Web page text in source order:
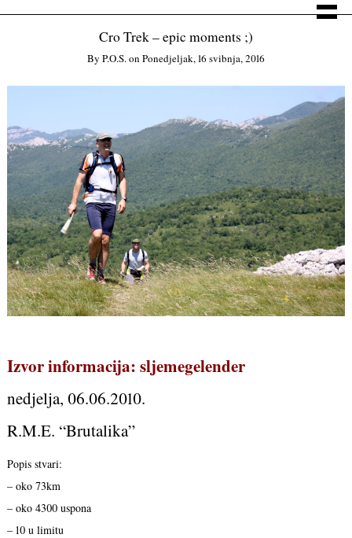
Cro Trek – epic moments ;)
By P.o.s.on Ponedjeljak, 16 svibnja, 2016
Izvor informacija: sljemegelender
nedjelja, 06.06.2010.
R.M.E. “Brutalika”
Popis stvari:
– oko 73km
– oko 4300 uspona
– 10 u limitu